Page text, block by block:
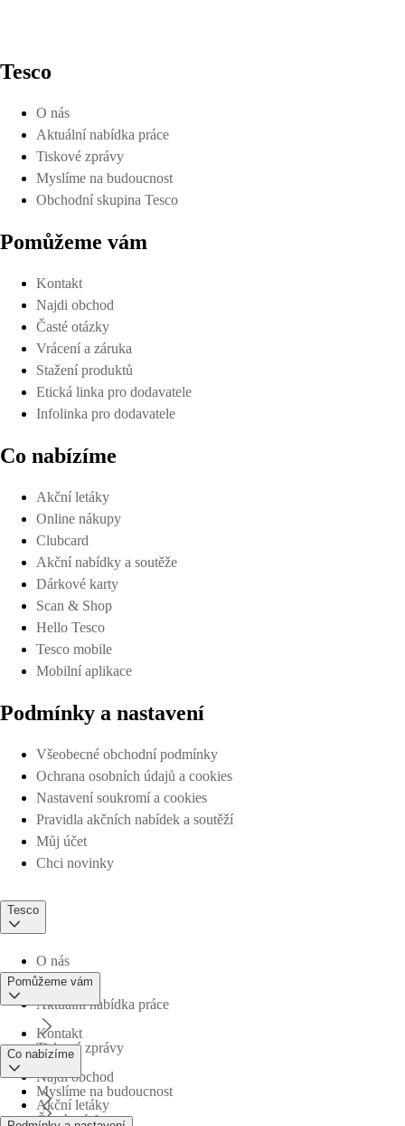
Tesco
O nás
Aktuální nabídka práce
Tiskové zprávy
Myslíme na budoucnost
Obchodní skupina Tesco
Pomůžeme vám
Kontakt
Najdi obchod
Časté otázky
Vrácení a záruka
Stažení produktů
Etická linka pro dodavatele
Infolinka pro dodavatele
Co nabízíme
Akční letáky
Online nákupy
Clubcard
Akční nabídky a soutěže
Dárkové karty
Scan & Shop
Hello Tesco
Tesco mobile
Mobilní aplikace
Podmínky a nastavení
Všeobecné obchodní podmínky
Ochrana osobních údajů a cookies
Nastavení soukromí a cookies
Pravidla akčních nabídek a soutěží
Můj účet
Chci novinky
Tesco
O nás
Aktuální nabídka práce
Tiskové zprávy
Myslíme na budoucnost
Pomůžeme vám
Kontakt
Najdi obchod
Časté otázky
Co nabízíme
Akční letáky